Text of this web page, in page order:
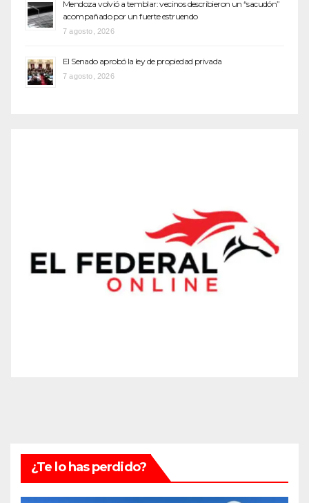
Mendoza volvió a temblar: vecinos describieron un “sacudón”
acompañado por un fuerte estruendo
7 agosto, 2026
El Senado aprobó la ley de propiedad privada
7 agosto, 2026
¿Te lo has perdido?